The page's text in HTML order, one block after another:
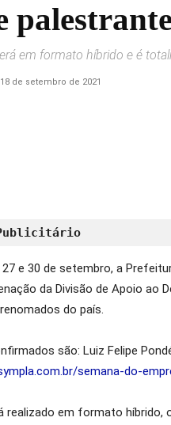
em formato híbrido e é
18 de setembro de 2021
e 30 de setembro, a
da Divisão de Apoio ao
do país.
são: Luiz Felipe
semana-do-
realizado em formato híbrido,